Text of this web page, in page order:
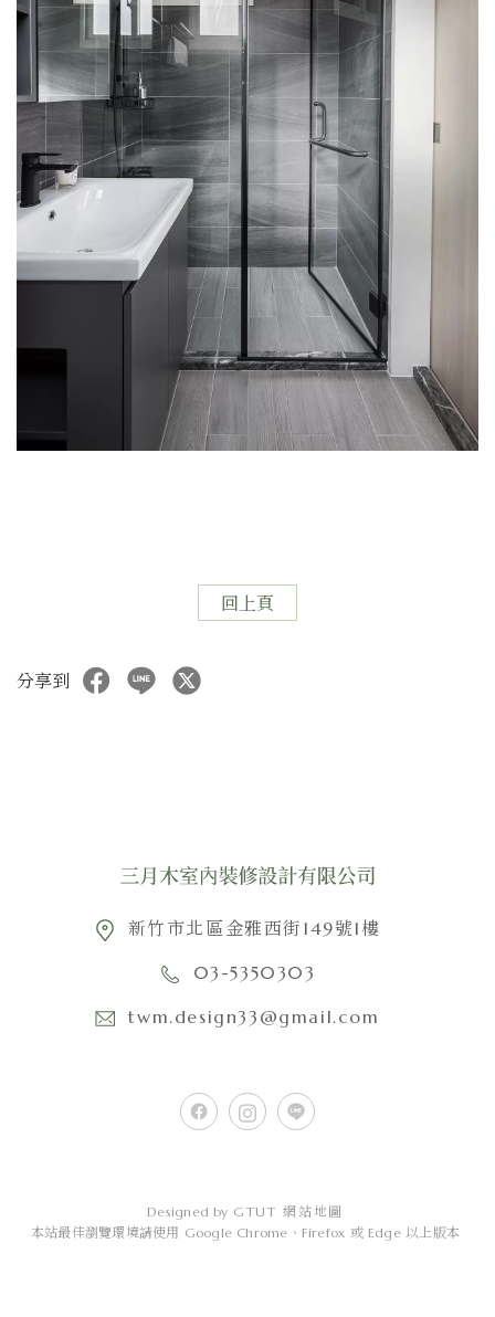
回上頁
分享到
新竹市北區金雅西街149號1樓
03-5350303
twm.design33@gmail.com
Designed by GTUT 網站地圖
本站最佳瀏覽環境請使用 Google Chrome、Firefox 或 Edge 以上版本